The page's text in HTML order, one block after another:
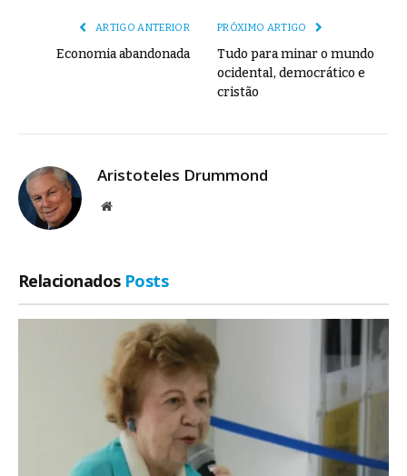
ARTIGO ANTERIOR
Economia abandonada
PRÓXIMO ARTIGO
Tudo para minar o mundo
ocidental, democrático e
cristão
Aristoteles Drummond
Site
Relacionados Posts